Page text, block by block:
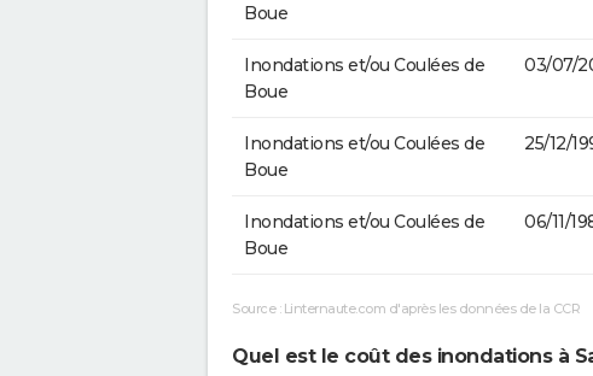
Boue
Inondations et/ou Coulées de
Boue
03/07/
Inondations et/ou Coulées de
Boue
25/12/
Inondations et/ou Coulées de
Boue
06/11/
Source : Linternaute.com d'après les données de la CCR
Quel est le coût des inondations à